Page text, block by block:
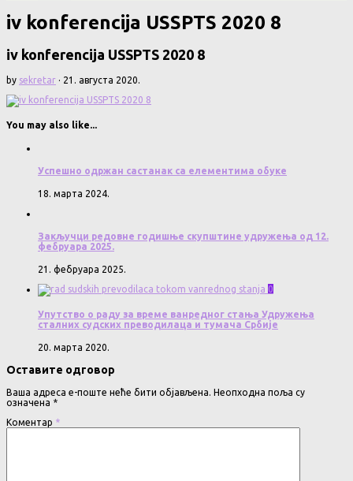
iv konferencija USSPTS 2020 8
iv konferencija USSPTS 2020 8
by sekretar · 21. августа 2020.
You may also like...
Успешно одржан састанак са елементима обуке
18. марта 2024.
Закључци редовне годишње скупштине удружења од 12.
фебруара 2025.
21. фебруара 2025.
0
Упутство о раду за време ванредног стања Удружења
сталних судских преводилаца и тумача Србије
20. марта 2020.
Оставите одговор
Ваша адреса е-поште неће бити објављена. Неопходна поља су
означена *
Коментар *